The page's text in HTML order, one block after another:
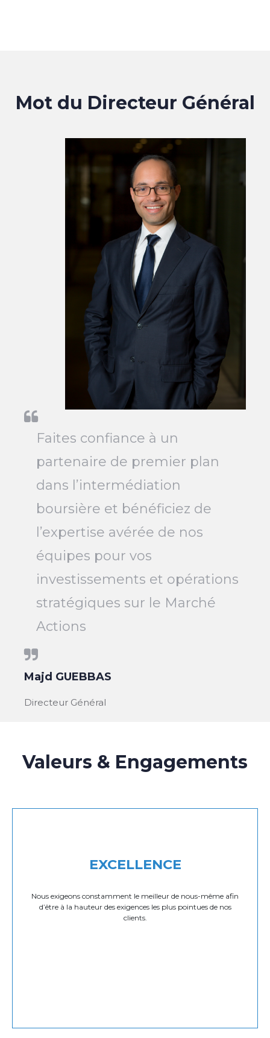
Mot du Directeur Général
Faites confiance à un
partenaire de premier plan
dans l’intermédiation
boursière et bénéficiez de
l’expertise avérée de nos
équipes pour vos
investissements et opérations
stratégiques sur le Marché
Actions
Majd GUEBBAS
Directeur Général
Valeurs & Engagements
EXCELLENCE
Nous exigeons constamment le meilleur de nous-même afin
d’être à la hauteur des exigences les plus pointues de nos
clients.